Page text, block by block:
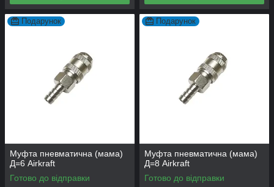
Подарунок
Муфта пневматична (мама)
Д=6 Airkraft
Готово до відправки
Подарунок
Муфта пневматична (мама)
Д=8 Airkraft
Готово до відправки